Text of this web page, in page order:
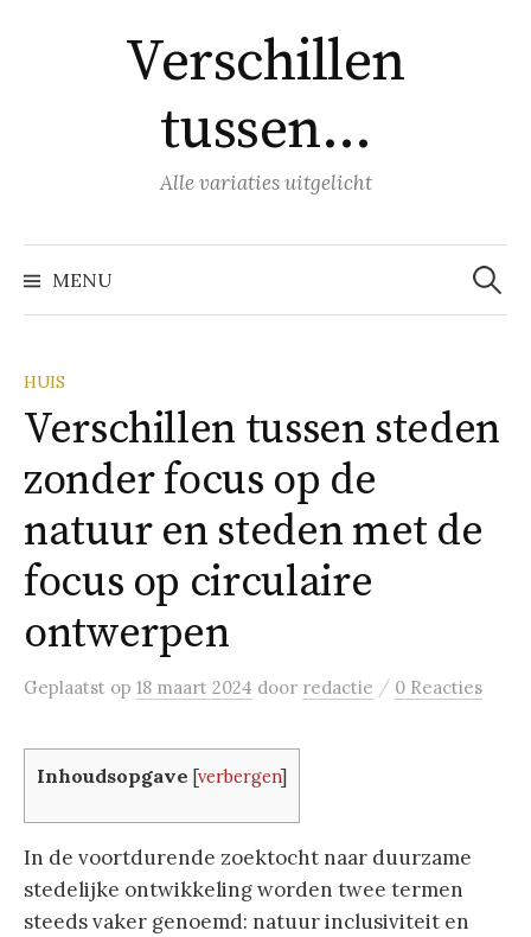
Verschillen
tussen…
Alle variaties uitgelicht
MENU
Zoeken
naar:
HUIS
Verschillen tussen steden
zonder focus op de
natuur en steden met de
focus op circulaire
ontwerpen
Geplaatst op 18 maart 2024 door redactie / 0 Reacties
Inhoudsopgave [verbergen]
In de voortdurende zoektocht naar duurzame
stedelijke ontwikkeling worden twee termen
steeds vaker genoemd: natuur inclusiviteit en